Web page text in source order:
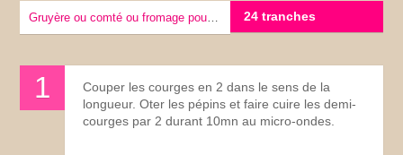
Gruyère ou comté ou fromage pour raclette 24 tranches
Couper les courges en 2 dans le sens de la
longueur. Oter les pépins et faire cuire les demi-
courges par 2 durant 10mn au micro-ondes.